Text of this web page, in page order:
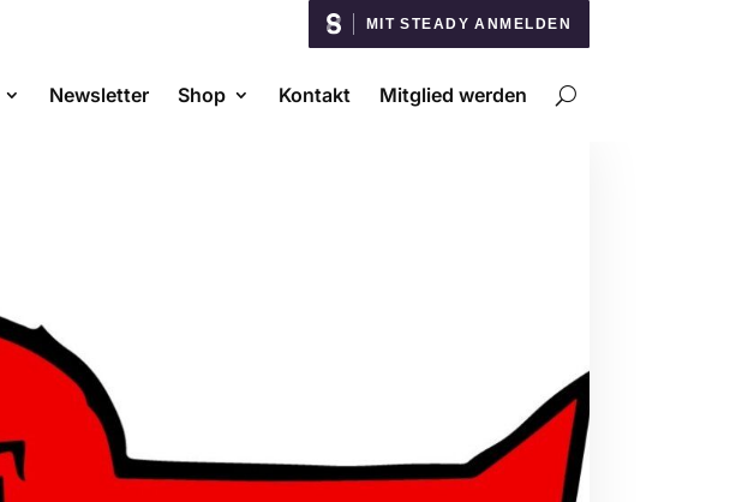
MIT STEADY ANMELDEN
Newsletter Shop Kontakt Mitglied werden